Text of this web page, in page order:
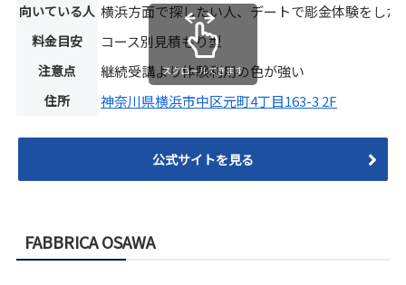
向いている人 横浜方面で探したい人、デートで彫金体験をした
料金目安 コース別見積もり型
注意点 継続受講より体験利用の色が強い
住所 神奈川県横浜市中区元町4丁目163-3 2F
スクロールできます
公式サイトを見る
FABBRICA OSAWA